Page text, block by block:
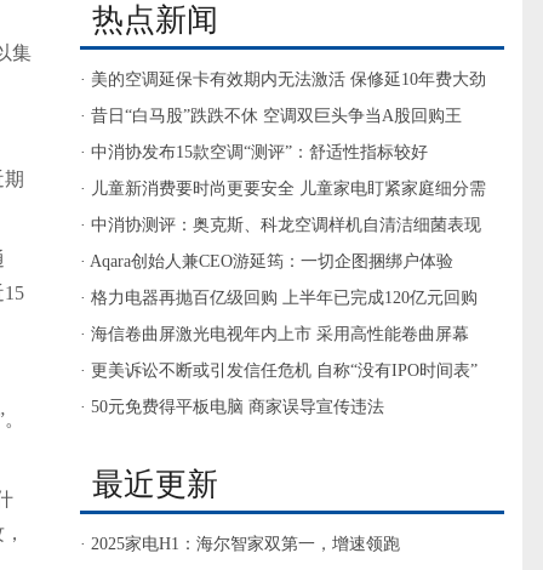
集
热点新闻
· 美的空调延保卡有效期内无法激活 保修延10年费大劲
· 昔日“白马股”跌跌不休 空调双巨头争当A股回购王
· 中消协发布15款空调“测评”：舒适性指标较好
· 儿童新消费要时尚更要安全 儿童家电盯紧家庭细分需
求
· 中消协测评：奥克斯、科龙空调样机自清洁细菌表现
较差
· Aqara创始人兼CEO游延筠：一切企图捆绑户体验
的“入口”为都将被户抛弃
· 格力电器再抛百亿级回购 上半年已完成120亿元回购
· 海信卷曲屏激光电视年内上市 采用高性能卷曲屏幕
· 更美诉讼不断或引发信任危机 自称“没有IPO时间表”
· 50元免费得平板电脑 商家误导宣传违法
最近更新
· 2025家电H1：海尔智家双第一，增速领跑